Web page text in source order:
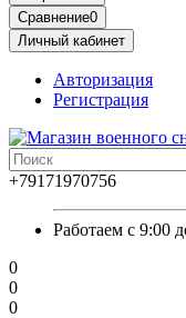
Сравнение0
Личный кабинет
Авторизация
Регистрация
+79171970756
Работаем с 9:00
0
0
0